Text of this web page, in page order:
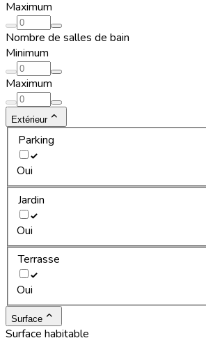
Maximum
Nombre de salles de bain
Minimum
Maximum
Extérieur
Parking
Oui
Jardin
Oui
Terrasse
Oui
Surface
Surface habitable